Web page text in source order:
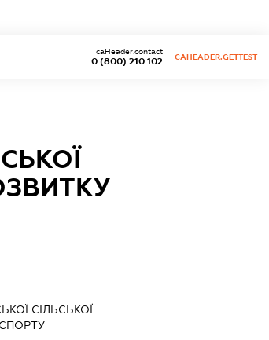
0 (800) 210 102
caHeader.contact
CAHEADER.GETTEST
СІЛЬСЬКОЇ